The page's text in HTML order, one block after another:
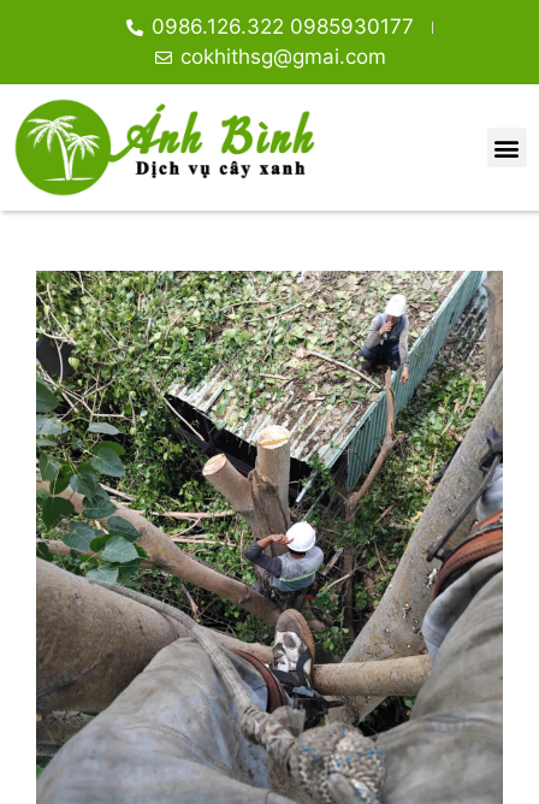
0986.126.322 0985930177
cokhithsg@gmai.com